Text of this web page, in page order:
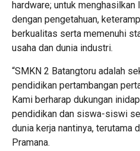
hardware; untuk menghasilkan
dengan pengetahuan,
berkualitas serta memenuhi
usaha dan dunia industri.
“SMKN 2 Batangtoru adalah
pendidikan pertambangan
Kami berharap dukungan
pendidikan dan siswa-siswi
dunia kerja nantinya, terutama
Pramana.